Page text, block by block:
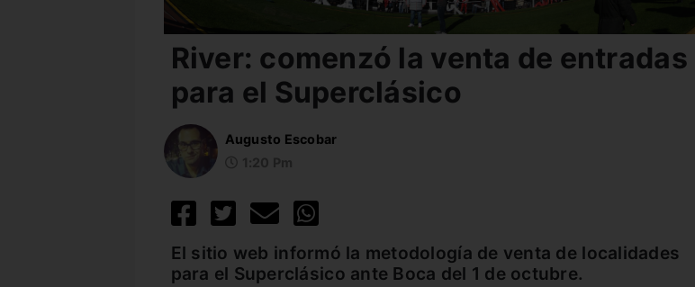
River: comenzó la venta de entradas
para el Superclásico
Augusto Escobar
El sitio web informó la metodología de venta de localidades
para el Superclásico ante Boca del 1 de octubre.